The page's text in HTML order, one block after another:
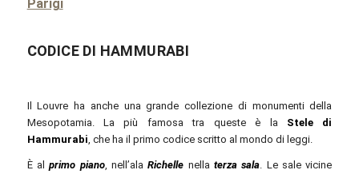
Parigi
CODICE DI HAMMURABI
Il Louvre ha anche una grande collezione di monumenti della
Mesopotamia. La più famosa tra queste è la Stele di
Hammurabi , che ha il primo codice scritto al mondo di leggi.
È alprimo piano, nell’alaRichelle nellaterza sala . Le sale vicine